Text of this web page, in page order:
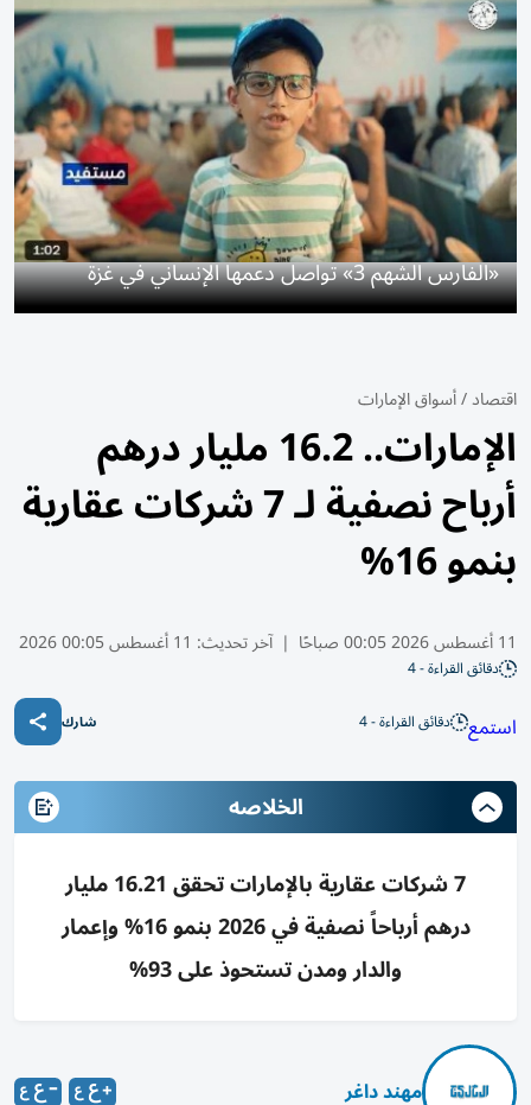
«الفارس الشهم 3» تواصل دعمها الإنساني في غزة
اقتصاد/أسواق الإمارات
الإمارات.. 16.2 مليار درهم
أرباح نصفية لـ 7 شركات عقارية
بنمو 16%
11 أغسطس 2026 00:05 صباحًا | آخر تحديث: 11 أغسطس 00:05 2026
دقائق القراءة - 4
استمع دقائق القراءة - 4 شارك
الخلاصه
7 شركات عقارية بالإمارات تحقق 16.21 مليار
درهم أرباحاً نصفية في 2026 بنمو 16% وإعمار
والدار ومدن تستحوذ على 93%
مهند داغر